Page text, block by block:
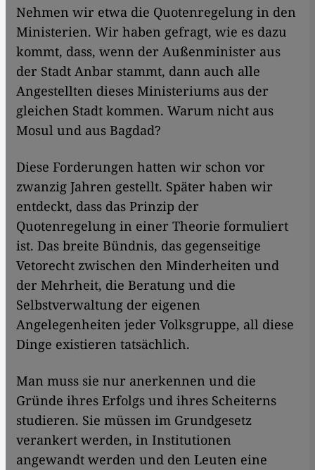
Nehmen wir etwa die Quotenregelung in den
Ministerien. Wir haben gefragt, wie es dazu
kommt, dass, wenn der Außenminister aus
der Stadt Anbar stammt, dann auch alle
Angestellten dieses Ministeriums aus der
gleichen Stadt kommen. Warum nicht aus
Mosul und aus Bagdad?
Diese Forderungen hatten wir schon vor
zwanzig Jahren gestellt. Später haben wir
entdeckt, dass das Prinzip der
Quotenregelung in einer Theorie formuliert
ist. Das breite Bündnis, das gegenseitige
Vetorecht zwischen den Minderheiten und
der Mehrheit, die Beratung und die
Selbstverwaltung der eigenen
Angelegenheiten jeder Volksgruppe, all diese
Dinge existieren tatsächlich.
Man muss sie nur anerkennen und die
Gründe ihres Erfolgs und ihres Scheiterns
studieren. Sie müssen im Grundgesetz
verankert werden, in Institutionen
angewandt werden und den Leuten eine